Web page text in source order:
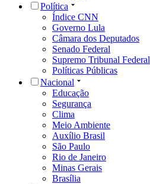
Política
Índice CNN
Governo Lula
Câmara dos Deputados
Senado Federal
Supremo Tribunal Federal
Políticas Públicas
Nacional
Educação
Segurança
Clima
Meio Ambiente
Auxílio Brasil
São Paulo
Rio de Janeiro
Minas Gerais
Brasília